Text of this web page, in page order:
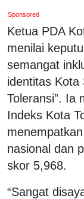
Sponsored
Ketua PDA
menilai
semangat
identitas Kota
Toleransi”. Ia
Indeks Kota
nasional dan
skor 5,968.
“Sangat